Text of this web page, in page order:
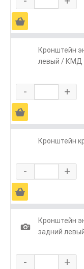
Ä
Кронштейн
левый / КМД
- +
Ä
Кронштейн
- +
Ä
1
Кронштейн
задний
- +